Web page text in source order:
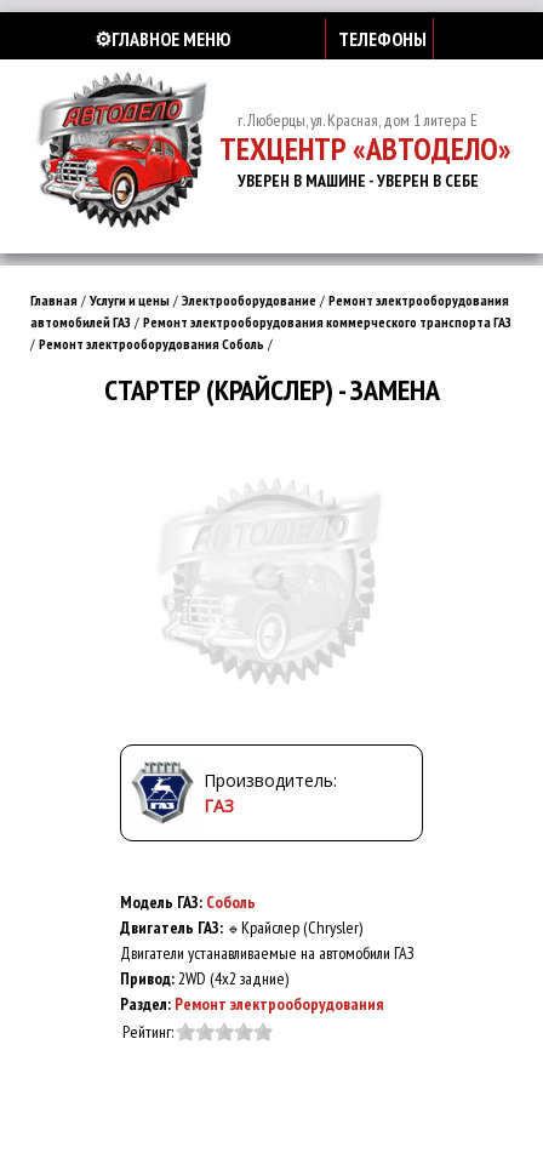
⚙️ГЛАВНОЕ МЕНЮ ТЕЛЕФОНЫ
г. Люберцы, ул. Красная, дом 1 литера Е
ТЕХЦЕНТР «АВТОДЕЛО»
УВЕРЕН В МАШИНЕ - УВЕРЕН В СЕБЕ
Главная / Услуги и цены / Электрооборудование / Ремонт электрооборудования
автомобилей ГАЗ / Ремонт электрооборудования коммерческого транспорта ГАЗ
/ Ремонт электрооборудования Соболь /
СТАРТЕР (КРАЙСЛЕР) - ЗАМЕНА
Производитель:
ГАЗ
Модель ГАЗ: Соболь
Двигатель ГАЗ: 🔹 Крайслер (Chrysler)
Двигатели устанавливаемые на автомобили ГАЗ
Привод:2WD (4x2 задние)
Раздел: Ремонт электрооборудования
Рейтинг: